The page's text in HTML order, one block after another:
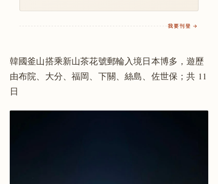
我要刊登 →
韓國釜山搭乘新山茶花號郵輪入境日本博多，遊歷
由布院、大分、福岡、下關、絲島、佐世保；共 11
日